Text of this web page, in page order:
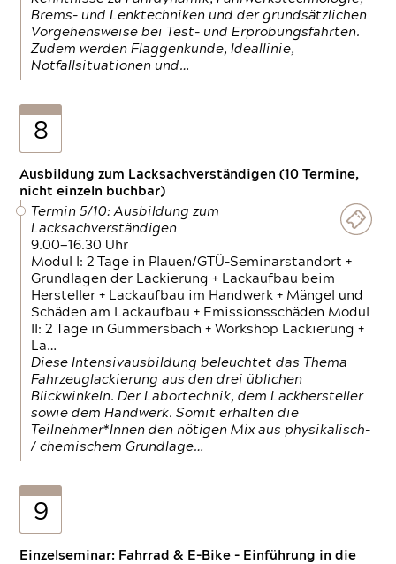
Brems- und Lenktechniken und der grundsätzlichen
Vorgehensweise bei Test- und Erprobungsfahrten.
Zudem werden Flaggenkunde, Ideallinie,
Notfallsituationen und…
8
Ausbildung zum Lacksachverständigen (10 Termine,
nicht einzeln buchbar)
Termin 5/10: Ausbildung zum
Lacksachverständigen
9.00—16.30 Uhr
Modul I: 2 Tage in Plauen/GTÜ-Seminarstandort +
Grundlagen der Lackierung + Lackaufbau beim
Hersteller + Lackaufbau im Handwerk + Mängel und
Schäden am Lackaufbau + Emissionsschäden Modul
II: 2 Tage in Gummersbach + Workshop Lackierung +
La…
Diese Intensivausbildung beleuchtet das Thema
Fahrzeuglackierung aus den drei üblichen
Blickwinkeln. Der Labortechnik, dem Lackhersteller
sowie dem Handwerk. Somit erhalten die
Teilnehmer*Innen den nötigen Mix aus physikalisch-
/ chemischem Grundlage…
9
Einzelseminar: Fahrrad & E-Bike - Einführung in die